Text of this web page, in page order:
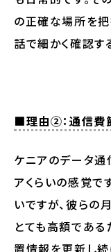
の正確な場所を把
話で細かく確認す
■理由②：通信費
ケニアのデータ通
アくらいの感覚で
いですが、彼らの
とても高額である
置情報を更新し